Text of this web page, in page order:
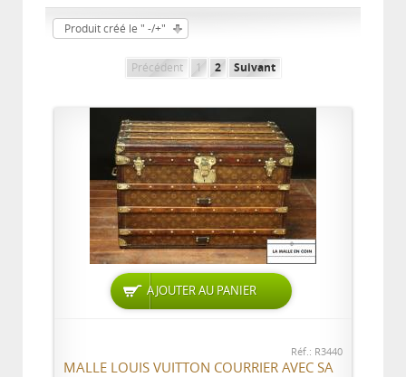
Produit créé le " -/+"
Précédent 1 2 Suivant
AJOUTER AU PANIER
Réf.: R3440
MALLE LOUIS VUITTON COURRIER AVEC SA